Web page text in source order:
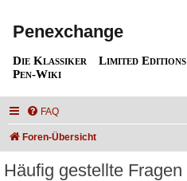
Penexchange
Die Klassiker Limited Editions
Pen-Wiki
FAQ
Foren-Übersicht
Häufig gestellte Fragen